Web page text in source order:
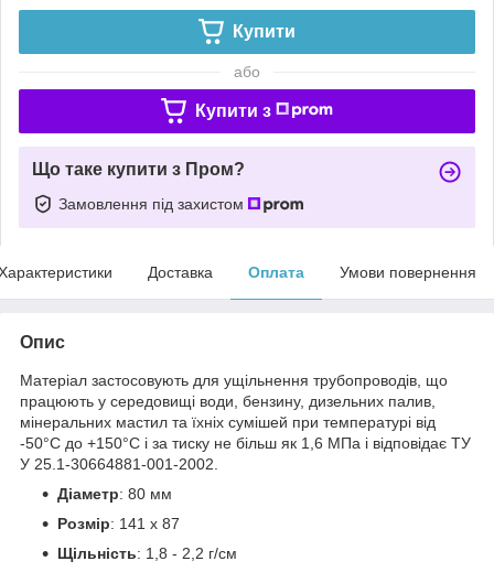
Купити
або
Купити з
Що таке купити з Пром?
Замовлення під захистом
Доставка Оплата Умови повернення
Опис
Матеріал застосовують для ущільнення трубопроводів, що
працюють у середовищі води, бензину, дизельних палив,
мінеральних мастил та їхніх сумішей при температурі від
-50°С до +150°С і за тиску не більш як 1,6 МПа і відповідає ТУ
У 25.1-30664881-001-2002.
Діаметр: 80 мм
Розмір: 141 х 87
Щільність: 1,8 - 2,2 г/см